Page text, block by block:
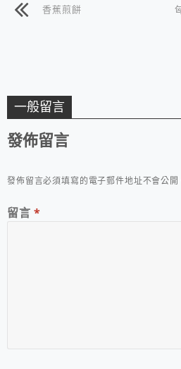
香蕉煎餅
一般留言
發佈留言
發佈留言必須填寫的電子郵件地址不會公開
留言 *